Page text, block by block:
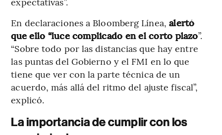
En declaraciones a Bloomberg Línea, alertó
que ello “luce complicado en el corto plazo”.
“Sobre todo por las distancias que hay entre
las puntas del Gobierno y el FMI en lo que
tiene que ver con la parte técnica de un
acuerdo, más allá del ritmo del ajuste fiscal”,
explicó.
La importancia de cumplir con los